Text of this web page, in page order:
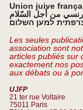
Union juive
من أجل السّلام
למען השלום
Les seules
association sont
articles publiés sur
exactement nos
aux débats ou à
UJFP
21 ter rue Voltaire
75011 Paris